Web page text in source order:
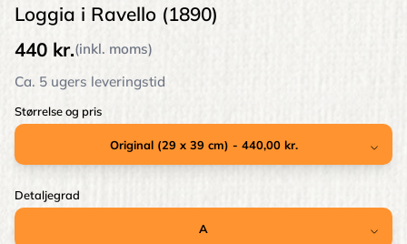
Loggia i Ravello (1890)
440 kr.(inkl. moms)
Ca. 5 ugers leveringstid
Størrelse og pris
Detaljegrad